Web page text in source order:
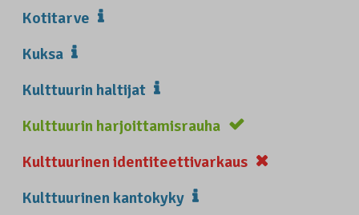
Kotitarve
Kuksa
Kulttuurin haltijat
Kulttuurin harjoittamisrauha
Kulttuurinen identiteettivarkaus
Kulttuurinen kantokyky